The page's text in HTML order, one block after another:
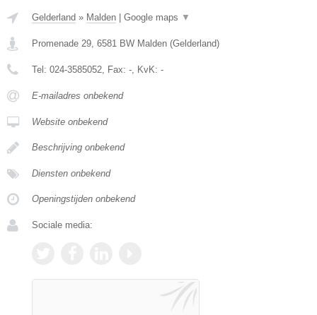
Gelderland » Malden Google maps ▼
Promenade 29, 6581 BW Malden (Gelderland)
Tel: 024-3585052, Fax: -, KvK: -
E-mailadres onbekend
Website onbekend
Beschrijving onbekend
Diensten onbekend
Openingstijden onbekend
Sociale media: